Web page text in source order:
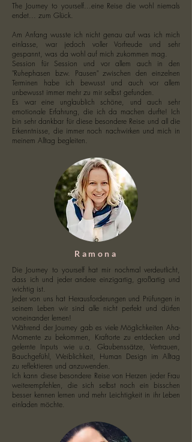
The Journey to yourself...eine Reise die wohl niemals
endet... zum Glück.
Am Anfang wusste ich nicht genau auf was ich mich
einlasse, war jedoch voller Vorfreude und sehr
gespannt, was da wohl auf mich zukommen mag.
Session für Session und vor allem auch in den
"Ruhephasen bzw. Pausen" zwischen den einzelnen
Terminen habe ich bewusst und auch vor allem
unbewusst immer mehr zu mir selbst gefunden.
Es war eine unglaublich schöne, und auch sehr
emotionale Erfahrung, die ich da machen durfte! Ich
bin sehr dankbar für diese besondere Reise und all die
Erkenntnisse, die immer noch nachwirken und mich in
meinem Alltag begleiten.
Ramona
Die Journey to yourself hat mir nochmal verdeutlicht,
dass ich und jeder andere einzigartig, großartig und
wichtig ist.
Jeder von uns hat Herausforderungen und Prüfungen in
seinem Leben wir sind alle nicht perfekt und dürfen
voneinander lernen!
Während der Journey gab es viele Möglichkeiten Aha-
Momente zu bekommen, Kraftorte zu entdecken und
gelernte Inputs wie u.a. Glaubenssätze, Vertrauen,
Bauchgefühl, Weiblichkeit, Human Design im Alltag
zu reflektieren und anzuwenden.
Ich kann diese besondere Reise von Herzen jeder Frau
weiterempfehlen, die sich selbst noch ein bisschen
besser kennen lernen und mehr Leichtigkeit in ihr Leben
einladen möchte.